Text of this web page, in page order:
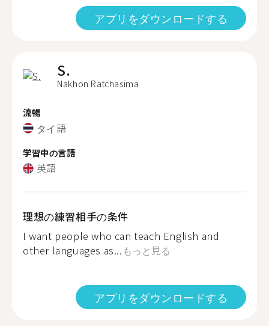
アプリをダウンロードする
S.
Nakhon Ratchasima
流暢
タイ語
学習中の言語
英語
理想の練習相手の条件
I want people who can teach English and
other languages ​​as... もっと見る
アプリをダウンロードする